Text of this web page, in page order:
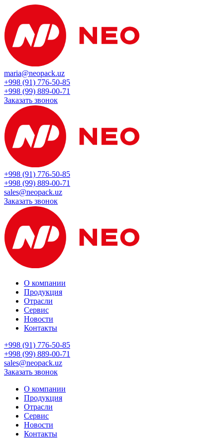
maria@neopack.uz
+998 (91) 776-50-85
+998 (99) 889-00-71
Заказать звонок
+998 (91) 776-50-85
+998 (99) 889-00-71
sales@neopack.uz
Заказать звонок
О компании
Продукция
Отрасли
Сервис
Новости
Контакты
+998 (91) 776-50-85
+998 (99) 889-00-71
sales@neopack.uz
Заказать звонок
О компании
Продукция
Отрасли
Сервис
Новости
Контакты